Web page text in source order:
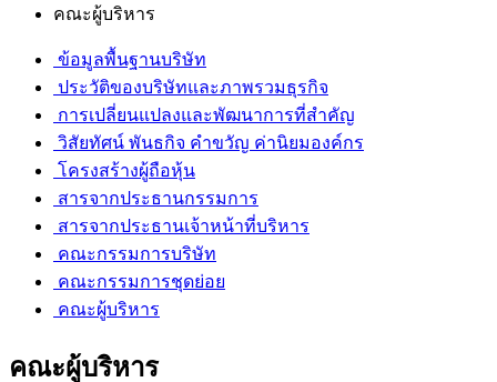
คณะผู้บริหาร
ข้อมูลพื้นฐานบริษัท
ประวัติของบริษัทและภาพรวมธุรกิจ
การเปลี่ยนแปลงและพัฒนาการที่สำคัญ
วิสัยทัศน์ พันธกิจ คำขวัญ ค่านิยมองค์กร
โครงสร้างผู้ถือหุ้น
สารจากประธานกรรมการ
สารจากประธานเจ้าหน้าที่บริหาร
คณะกรรมการบริษัท
คณะกรรมการชุดย่อย
คณะผู้บริหาร
คณะผู้บริหาร